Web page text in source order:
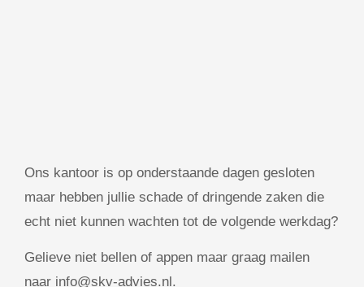
Ons kantoor is op onderstaande dagen gesloten
maar hebben jullie schade of dringende zaken die
echt niet kunnen wachten tot de volgende werkdag?
Gelieve niet bellen of appen maar graag mailen
naar info@skv-advies.nl.